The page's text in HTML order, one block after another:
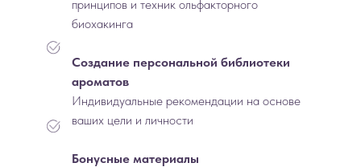
принципов и техник ольфакторного
биохакинга
Создание персональной библиотеки
ароматов
Индивидуальные рекомендации на основе
ваших цели и личности
Бонусные материалы